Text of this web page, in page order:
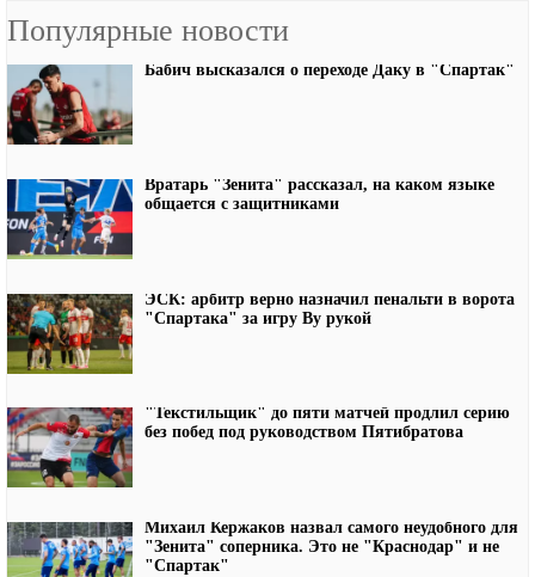
Популярные новости
Бабич высказался о переходе Даку в "Спартак"
Вратарь "Зенита" рассказал, на каком языке
общается с защитниками
ЭСК: арбитр верно назначил пенальти в ворота
"Спартака" за игру Ву рукой
"Текстильщик" до пяти матчей продлил серию
без побед под руководством Пятибратова
Михаил Кержаков назвал самого неудобного для
"Зенита" соперника. Это не "Краснодар" и не
"Спартак"